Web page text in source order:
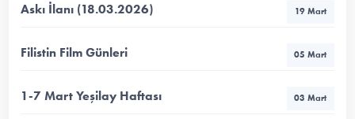
Askı İlanı (18.03.2026) 19 Mart
Filistin Film Günleri 05 Mart
1-7 Mart Yeşilay Haftası 03 Mart